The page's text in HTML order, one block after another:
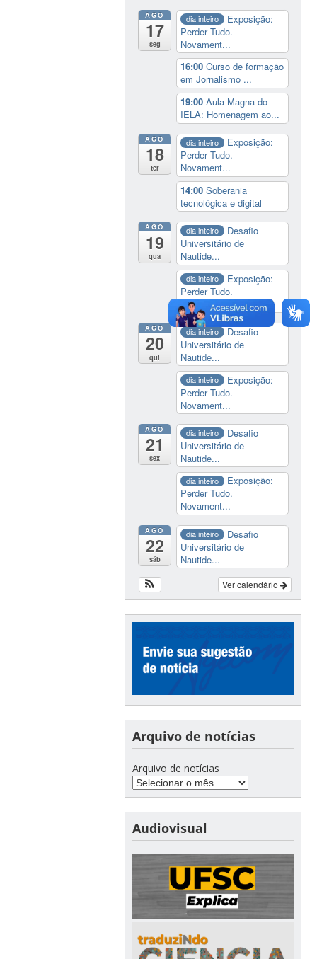
AGO
17
seg
dia inteiro
Exposição:
Perder Tudo.
Novament...
16:00Curso de formação
em Jornalismo ...
19:00Aula Magna do
IELA: Homenagem ao...
AGO
18
ter
dia inteiro
Exposição:
Perder Tudo.
Novament...
14:00Soberania
tecnológica e digital
AGO
19
qua
dia inteiro
Desafio
Universitário de
Nautide...
dia inteiro
Exposição:
Perder Tudo.
Novament...
AGO
20
qui
dia inteiro
Desafio
Universitário de
Nautide...
dia inteiro
Exposição:
Perder Tudo.
Novament...
AGO
21
sex
dia inteiro
Desafio
Universitário de
Nautide...
dia inteiro
Exposição:
Perder Tudo.
Novament...
AGO
22
sáb
dia inteiro
Desafio
Universitário de
Nautide...
Ver calendário
Arquivo de notícias
Arquivo de notícias
Audiovisual